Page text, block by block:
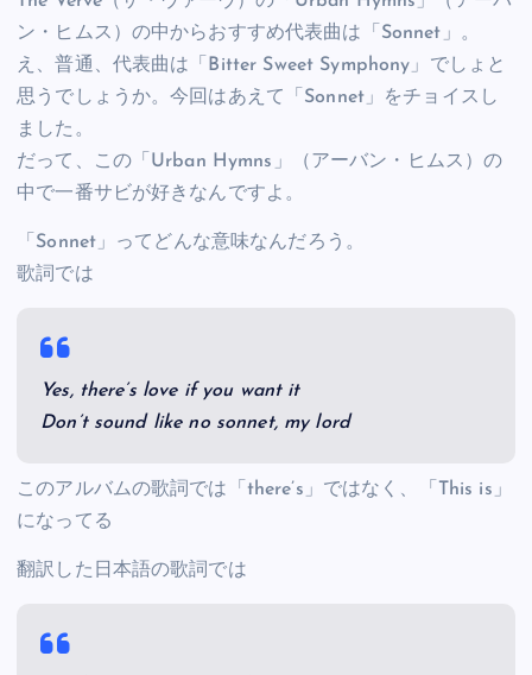
ン・ヒムス）の中からおすすめ代表曲は「Sonnet」。
え、普通、代表曲は「Bitter Sweet Symphony」でしょと
思うでしょうか。今回はあえて「Sonnet」をチョイスし
ました。
だって、この「Urban Hymns」（アーバン・ヒムス）の
中で一番サビが好きなんですよ。
「Sonnet」ってどんな意味なんだろう。
歌詞では
Yes, there’s love if you want it
Don’t sound like no sonnet, my lord
このアルバムの歌詞では「there’s」ではなく、「This is」
になってる
翻訳した日本語の歌詞では